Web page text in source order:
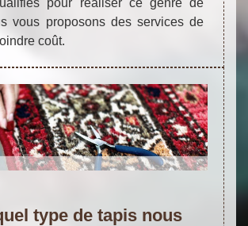
pour réaliser ce genre de
vous proposons des services de
coût.
type de tapis nous